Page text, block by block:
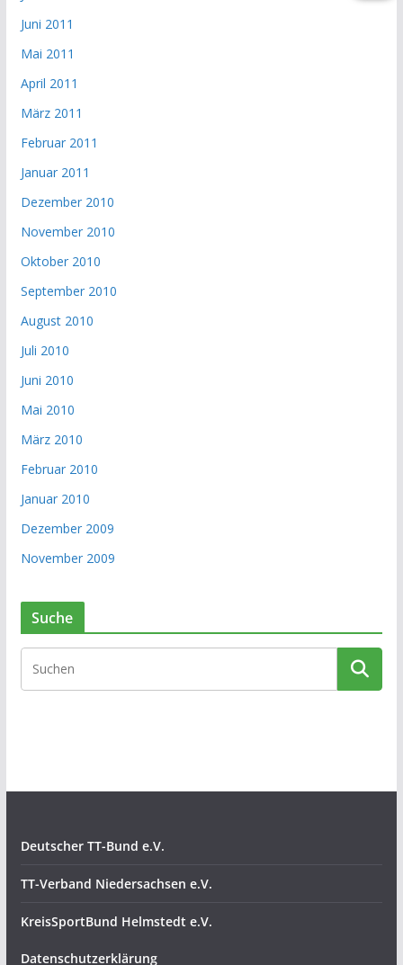
Juni 2011
Mai 2011
April 2011
März 2011
Februar 2011
Januar 2011
Dezember 2010
November 2010
Oktober 2010
September 2010
August 2010
Juli 2010
Juni 2010
Mai 2010
März 2010
Februar 2010
Januar 2010
Dezember 2009
November 2009
Suche
Deutscher TT-Bund e.V.
TT-Verband Niedersachsen e.V.
KreisSportBund Helmstedt e.V.
Datenschutzerklärung